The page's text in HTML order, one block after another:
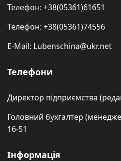
Телефон: +38(05361)61651
Телефон: +38(05361)74556
E-Mail: Lubenschina@ukr.net
Телефони
Директор підприємства
Головний бухгалтер
16-51
Інформація